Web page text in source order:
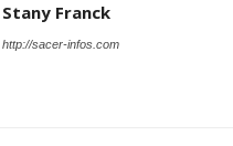
Stany Franck
http://sacer-infos.com